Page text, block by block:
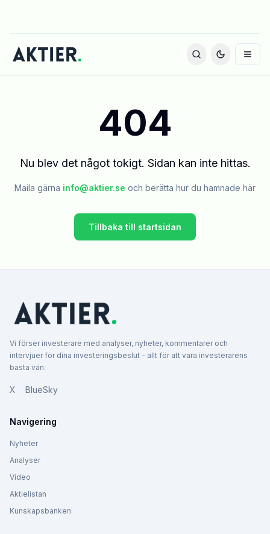
404
Nu blev det något tokigt. Sidan kan inte hittas.
Maila gärna info@aktier.se och berätta hur du hamnade här
Tillbaka till startsidan
Vi förser investerare med analyser, nyheter, kommentarer och
intervjuer för dina investeringsbeslut - allt för att vara investerarens
bästa vän.
X BlueSky
Navigering
Nyheter
Analyser
Video
Aktielistan
Kunskapsbanken